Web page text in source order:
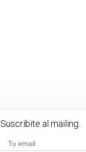
Suscribite al mailing.